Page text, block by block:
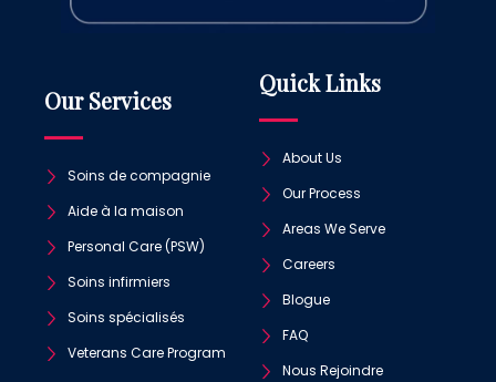
Our Services
Soins de compagnie
Aide à la maison
Personal Care (PSW)
Soins infirmiers
Soins spécialisés
Veterans Care Program
Quick Links
About Us
Our Process
Areas We Serve
Careers
Blogue
FAQ
Nous Rejoindre